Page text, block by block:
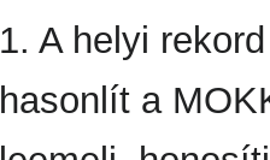
1. A helyi
hasonlít a